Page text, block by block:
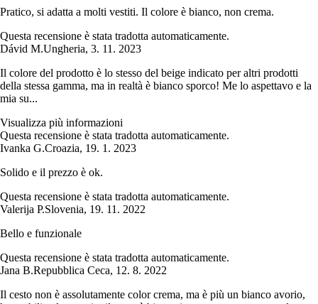
Pratico, si adatta a molti vestiti. Il colore è bianco, non crema.
Questa recensione è stata tradotta automaticamente.
Dávid M.Ungheria, 3. 11. 2023
Il colore del prodotto è lo stesso del beige indicato per altri prodotti
della stessa gamma, ma in realtà è bianco sporco! Me lo aspettavo e la
mia su...
Visualizza più informazioni
Questa recensione è stata tradotta automaticamente.
Ivanka G.Croazia, 19. 1. 2023
Solido e il prezzo è ok.
Questa recensione è stata tradotta automaticamente.
Valerija P.Slovenia, 19. 11. 2022
Bello e funzionale
Questa recensione è stata tradotta automaticamente.
Jana B.Repubblica Ceca, 12. 8. 2022
Il cesto non è assolutamente color crema, ma è più un bianco avorio,